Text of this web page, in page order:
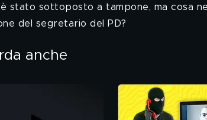
stato sottoposto a tampone, ma cosa
del segretario del PD?
anche